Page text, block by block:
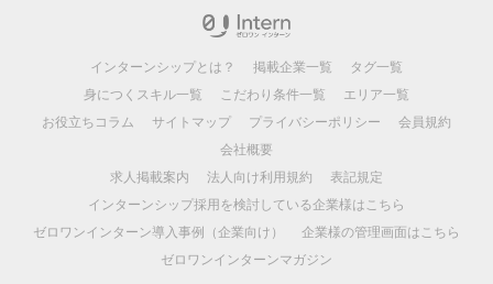
インターンシップとは？ 掲載企業一覧
タグ一覧
身につくスキル一覧
こだわり条件一覧
エリア一覧
お役立ちコラム
サイトマップ プライバシーポリシー
会員規約
会社概要
求人掲載案内
法人向け利用規約
表記規定
インターンシップ採用を検討している企業様はこちら
ゼロワンインターン導入事例（企業向け）
企業様の管理画面はこちら
ゼロワンインターンマガジン